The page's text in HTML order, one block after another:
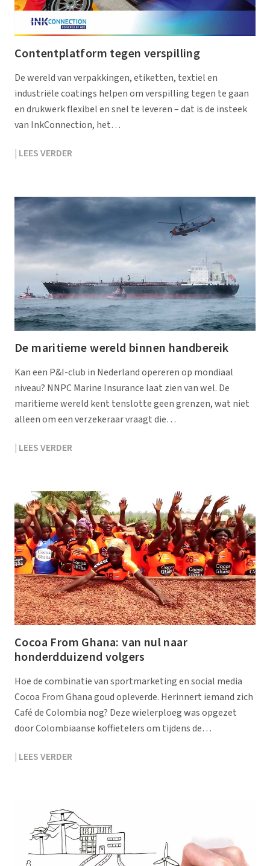
Contentplatform tegen verspilling
De wereld van verpakkingen, etiketten, textiel en
industriële coatings helpen om verspilling tegen te gaan
en drukwerk flexibel en snel te leveren – dat is de insteek
van InkConnection, het…
| LEES VERDER
De maritieme wereld binnen handbereik
Kan een P&I-club in Nederland opereren op mondiaal
niveau? NNPC Marine Insurance laat zien van wel. De
maritieme wereld kent tenslotte geen grenzen, wat niet
alleen om een verzekeraar vraagt die…
| LEES VERDER
Cocoa From Ghana: van nul naar
honderdduizend volgers
Hoe de combinatie van sportmarketing en social media
Cocoa From Ghana goud opleverde. Herinnert iemand zich
Café de Colombia nog? Deze wielerploeg was opgezet
door Colombiaanse koffietelers om tijdens de…
| LEES VERDER